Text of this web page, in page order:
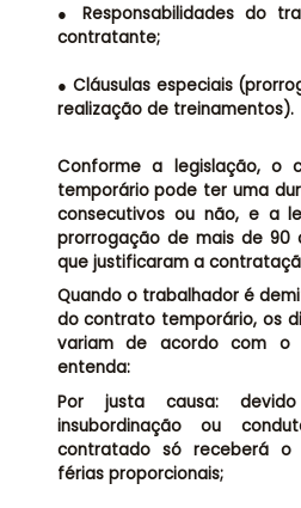
● Responsabilidades do
contratante;
● Cláusulas especiais
realização de treinamentos).
Conforme a legislação, o
temporário pode ter uma
consecutivos ou não, e a
prorrogação de mais de 90
que justificaram a
Quando o trabalhador é
do contrato temporário, os
variam de acordo com o
entenda:
Por justa causa:
insubordinação ou
contratado só receberá
férias proporcionais;